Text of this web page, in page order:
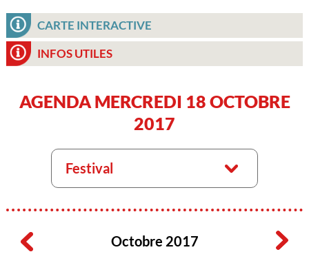
CARTE INTERACTIVE
INFOS UTILES
AGENDA MERCREDI 18 OCTOBRE
2017
Festival
Octobre 2017